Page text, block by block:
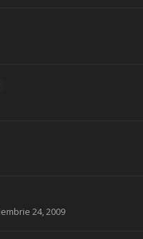
24, 2009